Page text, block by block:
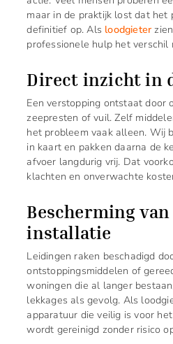
maar in de praktijk lost dat het
definitief op. Als loodgieter
professionele hulp het verschil
Direct inzicht in
Een verstopping ontstaat door
zeepresten of vuil. Zelf
het probleem vaak alleen. Wij
in kaart en pakken daarna de
afvoer langdurig vrij. Dat
klachten en onverwachte
Bescherming
installatie
Leidingen raken beschadigd
ontstoppingsmiddelen of
woningen die al langer
lekkages als gevolg. Als
apparatuur die veilig is voor
wordt gereinigd zonder risico